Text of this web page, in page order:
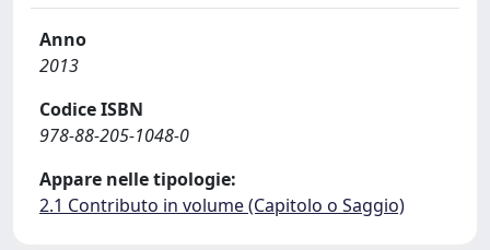
Anno
2013
Codice ISBN
978-88-205-1048-0
Appare nelle tipologie:
2.1 Contributo in volume (Capitolo o Saggio)